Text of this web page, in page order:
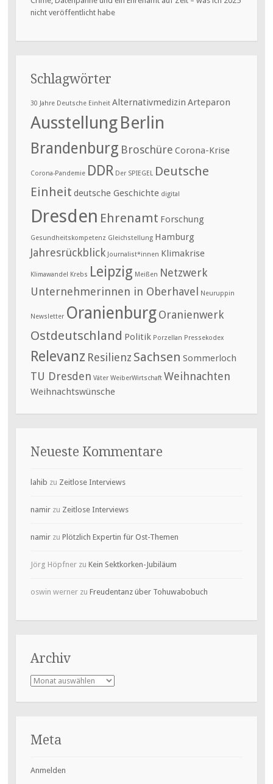
nicht veröffentlicht habe
Schlagwörter
30 Jahre Deutsche Einheit Alternativmedizin Arteparon
AusstellungBerlin
Brandenburg Broschüre Corona-Krise
Corona-Pandemie DDR Der SPIEGEL Deutsche
Einheit deutsche Geschichte digital
Dresden Ehrenamt Forschung
Gesundheitskompetenz Gleichstellung Hamburg
Jahresrückblick Journalist*innen Klimakrise
Klimawandel Krebs Leipzig Meißen Netzwerk
Unternehmerinnen in Oberhavel
Neuruppin
Newsletter OranienburgOranienwerk
Ostdeutschland Politik Porzellan Pressekodex
Relevanz Resilienz Sachsen Sommerloch
TU Dresden Väter WeiberWirtschaft Weihnachten
Weihnachtswünsche
Neueste Kommentare
lahib zu Zeitlose Interviews
namirzu Zeitlose Interviews
namirzu Plötzlich Expertin für Ost-Themen
Jörg Höpfnerzu Kein Sektkorken-Jubiläum
oswin wernerzu Freudentanz über Tohuwabobuch
Archiv
Archiv
Meta
Anmelden